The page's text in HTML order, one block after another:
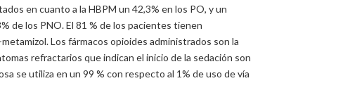
en cuanto a la HBPM un 42,3% en los PO, y un
de los PNO. El 81 % de los pacientes tienen
Los fármacos opioides administrados son la
refractarios que indican el inicio de la sedación son
se utiliza en un 99 % con respecto al 1% de uso de vía